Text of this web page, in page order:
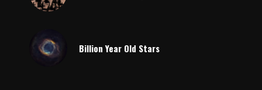
Billion Year Old Stars